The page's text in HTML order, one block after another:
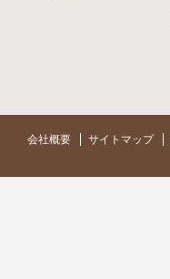
会社概要 サイトマップ